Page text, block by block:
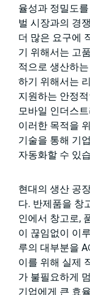
율성과 정밀도
벌 시장과의 경
더 많은 요구에
기 위해서는 고
적으로 생산하
하기 위해서는
지원하는 안정
모바일 인더스
이러한 목적을
기술을 통해 기
자동화할 수 있
현대의 생산 공
다. 반제품을 창
인에서 창고로,
이 끊임없이 이
루의 대부분을
이를 위해 실제
가 불필요하게
기업에게 큰 효